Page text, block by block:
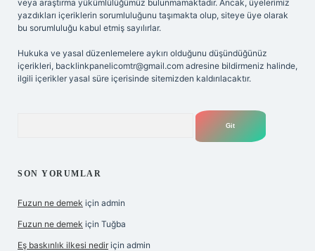
veya araştırma yükümlülüğümüz bulunmamaktadır. Ancak, üyelerimiz
yazdıkları içeriklerin sorumluluğunu taşımakta olup, siteye üye olarak
bu sorumluluğu kabul etmiş sayılırlar.
Hukuka ve yasal düzenlemelere aykırı olduğunu düşündüğünüz
içerikleri, backlinkpanelicomtr@gmail.com adresine bildirmeniz halinde,
ilgili içerikler yasal süre içerisinde sitemizden kaldırılacaktır.
SON YORUMLAR
Fuzun ne demek için admin
Fuzun ne demek için Tuğba
Eş baskınlık ilkesi nedir için admin